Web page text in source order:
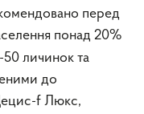
перед
понад 20%
50 личинок та
до
f Люкс,